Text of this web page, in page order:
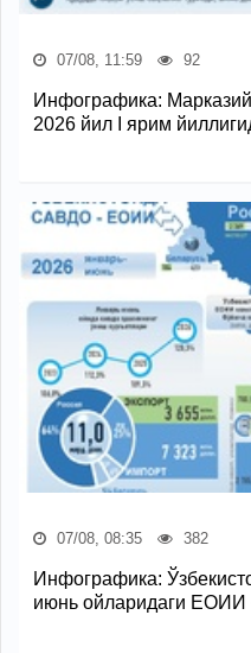
07/08, 11:59 92
Инфографика:
2026 йил I ярим
07/08, 08:35 382
Инфографика:
июнь ойларидаги ЕОИИ